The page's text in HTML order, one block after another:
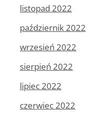
listopad 2022
październik 2022
wrzesień 2022
sierpień 2022
lipiec 2022
czerwiec 2022